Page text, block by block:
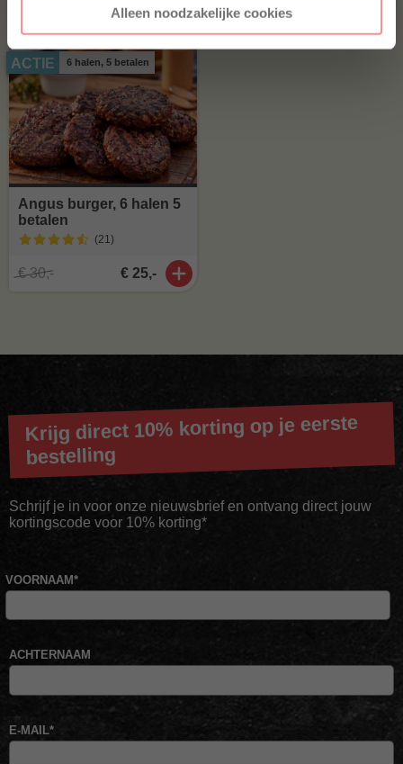
Alleen noodzakelijke cookies
€ 4,75
ACTIE 6 halen, 5 betalen
Angus burger, 6 halen 5
betalen
(21 )
€ 30,- € 25,-
Krijg direct 10% korting op je eerste
bestelling
Schrijf je in voor onze nieuwsbrief en ontvang direct jouw
kortingscode voor 10% korting*
VOORNAAM*
ACHTERNAAM
E-MAIL*